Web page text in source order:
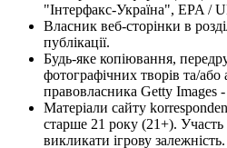
"Інтерфакс-Україна", EPA /
Власник веб-сторінки в
публікації.
Будь-яке копіювання,
фотографічних творів та/або
правовласника Getty Images -
Матеріали сайту
старше 21 року (21+). Участь
викликати ігрову